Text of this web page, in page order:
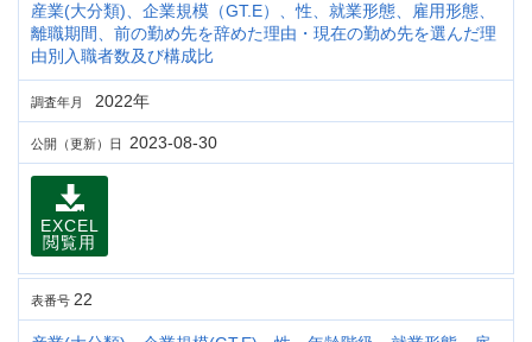
産業(大分類)、企業規模（GT.E）、性、就業形態、雇用形態、
離職期間、前の勤め先を辞めた理由・現在の勤め先を選んだ理
由別入職者数及び構成比
調査年月 2022年
公開（更新）日 2023-08-30
EXCEL
閲覧用
表番号 22